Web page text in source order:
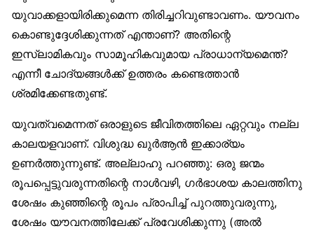
യുവാക്കളായിരിക്കുമെന്ന തിരിച്ചറിവുണ്ടാവണം. യൗവനം
കൊണ്ടുദ്ദേശിക്കുന്നത് എന്താണ്? അതിന്റെ
ഇസ്‌ലാമികവും സാമൂഹികവുമായ പ്രാധാന്യമെന്ത്?
എന്നീ ചോദ്യങ്ങൾക്ക് ഉത്തരം കണ്ടെത്താൻ
ശ്രമിക്കേണ്ടതുണ്ട്.
യുവത്വമെന്നത് ഒരാളുടെ ജീവിതത്തിലെ ഏറ്റവും നല്ല
കാലയളവാണ്. വിശുദ്ധ ഖുർആൻ ഇക്കാര്യം
ഉണർത്തുന്നുണ്ട്. അല്ലാഹു പറഞ്ഞു: ഒരു ജന്മം
രൂപപ്പെട്ടുവരുന്നതിന്റെ നാൾവഴി, ഗർഭാശയ കാലത്തിനു
ശേഷം കുഞ്ഞിന്റെ രൂപം പ്രാപിച്ച് പുറത്തുവരുന്നു,
ശേഷം യൗവനത്തിലേക്ക് പ്രവേശിക്കുന്നു (അൽ